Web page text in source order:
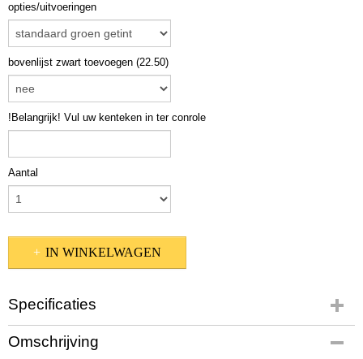
opties/uitvoeringen
bovenlijst zwart toevoegen (22.50)
!Belangrijk! Vul uw kenteken in ter conrole
Aantal
IN WINKELWAGEN
Specificaties
Productcode
580-1351
Omschrijving